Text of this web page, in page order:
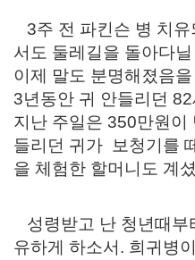
3주 전 파킨슨 병 치
서도 둘레길을 돌아다
이제 말도 분명해졌음
3년동안 귀 안들리던
지난 주일은 350만원이
들리던 귀가 보청기를
을 체험한 할머니도 계
성령받고 난 청년때부
유하게 하소서. 희귀병